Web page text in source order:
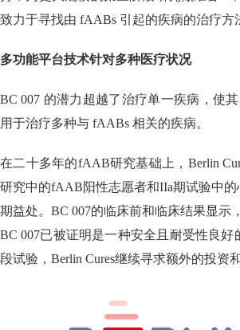
致力于寻找由 fAABs 引起的疾病的治疗
多功能平台技术针对多种医疗状况
BC 007 的潜力超越了治疗单一疾病，使
用于治疗多种与 fAABs 相关的疾病。
在二十多年的fAAB研究基础上，Berlin
研究中的fAAB阳性志愿者和IIa期试验中
期益处。BC 007的临床前和临床结果显
BC 007已被证明是一种安全且耐受性良
段试验，Berlin Cures继续寻求额外的投